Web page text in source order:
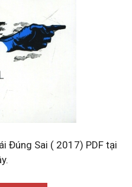
Đúng Sai ( 2017) PDF tại